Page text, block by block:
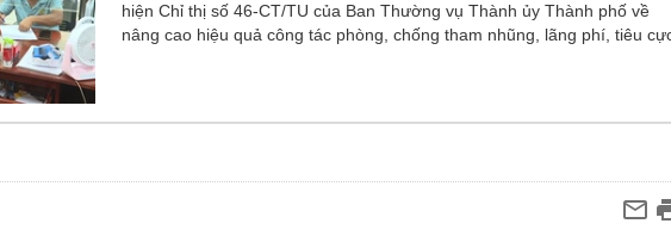
hiện Chỉ thị số 46-CT/TU của Ban Thường vụ Thành ủy Thành phố về
nâng cao hiệu quả công tác phòng, chống tham nhũng, lãng phí, tiêu